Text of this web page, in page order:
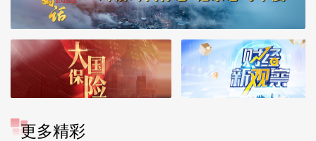
更多精彩